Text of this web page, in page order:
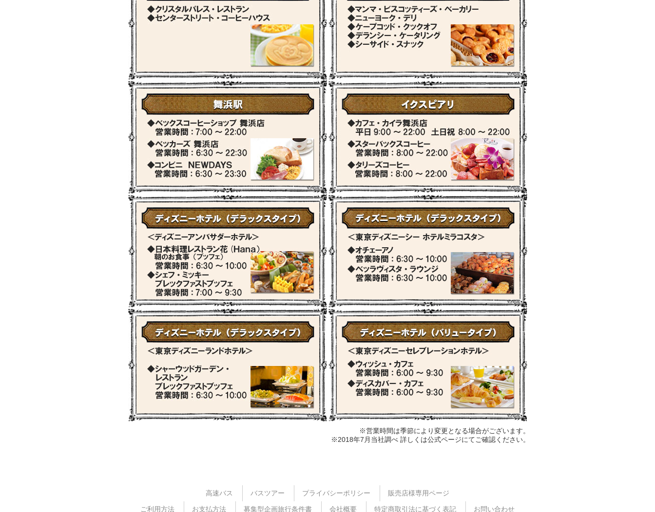
※営業時間は季節により変更となる場合がございます。
※2018年7月当社調べ 詳しくは公式ページにてご確認ください。
高速バス バスツアー プライバシーポリシー 販売店様専用ページ
ご利用方法 お支払方法 募集型企画旅行条件書 会社概要 特定商取引法に基づく表記 お問い合わせ